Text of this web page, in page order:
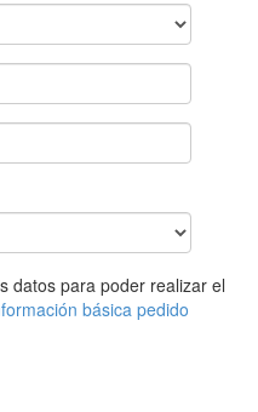
datos para poder realizar el
básica pedido